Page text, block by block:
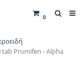
0
tab Promifen - Alpha